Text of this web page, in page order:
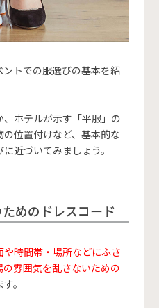
トでの服選びの基本を紹
ホテルが示す「平服」の
位置付けなど、基本的な
近づいてみましょう。
めのドレスコード
や時間帯・場所などにふさ
雰囲気を乱さないための
。